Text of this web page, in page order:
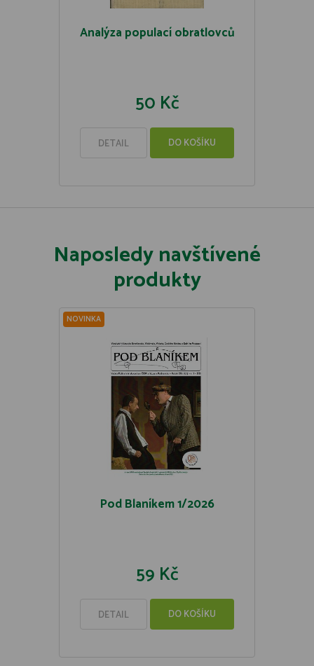
Analýza populací obratlovců
50 Kč
DETAIL DO KOŠÍKU
Naposledy navštívené
produkty
NOVINKA
Pod Blaníkem 1/2026
59 Kč
DETAIL DO KOŠÍKU